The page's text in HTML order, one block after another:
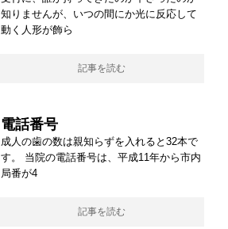
知りませんが、いつの間にか光に反応して
動く人形が飾ら
記事を読む
電話番号
成人の歯の数は親知らずを入れると32本で
す。 当院の電話番号は、平成11年から市内
局番が4
記事を読む